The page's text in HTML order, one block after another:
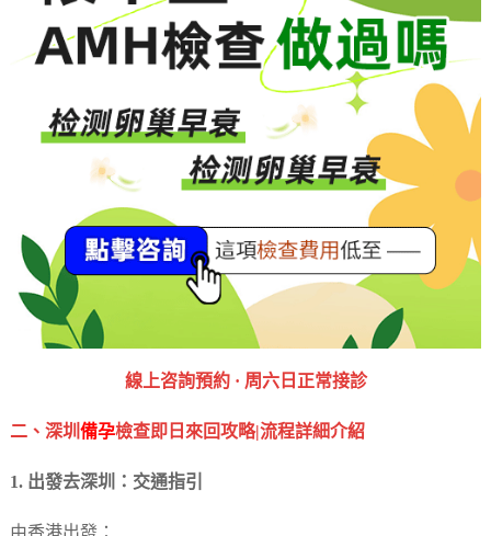
‎線上咨詢預約 · ‎周六日正常接診
二、深圳 備孕檢查即日來回攻略|流程詳細介紹
1. 出發去深圳：交通指引